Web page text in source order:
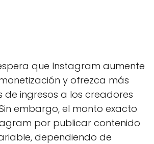
que Instagram aumente
y ofrezca más
ingresos a los creadores
embargo, el monto exacto
por publicar contenido
dependiendo de